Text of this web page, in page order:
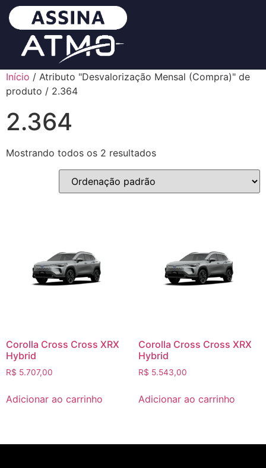
Início / Atributo "Desvalorização Mensal (Compra)" de
produto / 2.364
2.364
Mostrando todos os 2 resultados
Corolla Cross Cross XRX
Hybrid
R$ 5.707,00
Adicionar ao carrinho
Corolla Cross Cross XRX
Hybrid
R$ 5.543,00
Adicionar ao carrinho